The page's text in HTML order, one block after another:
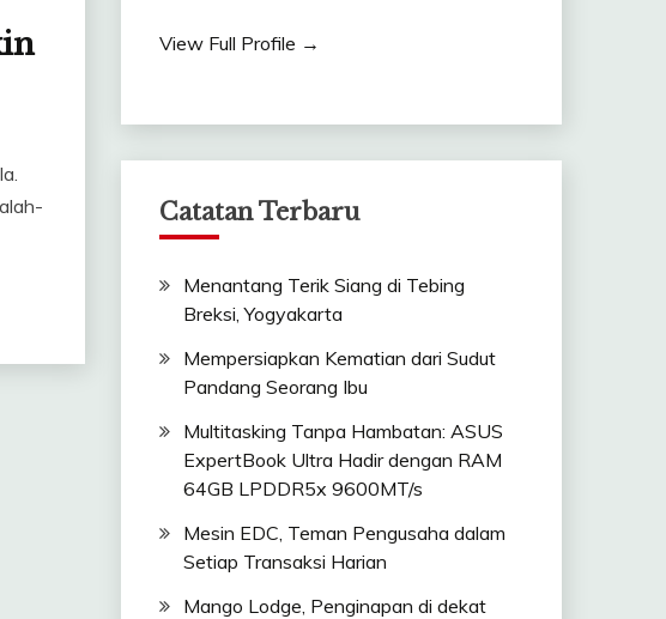
View Full Profile →
Catatan Terbaru
Menantang Terik Siang di Tebing
Breksi, Yogyakarta
Mempersiapkan Kematian dari Sudut
Pandang Seorang Ibu
Multitasking Tanpa Hambatan: ASUS
ExpertBook Ultra Hadir dengan RAM
64GB LPDDR5x 9600MT/s
Mesin EDC, Teman Pengusaha dalam
Setiap Transaksi Harian
Mango Lodge, Penginapan di dekat